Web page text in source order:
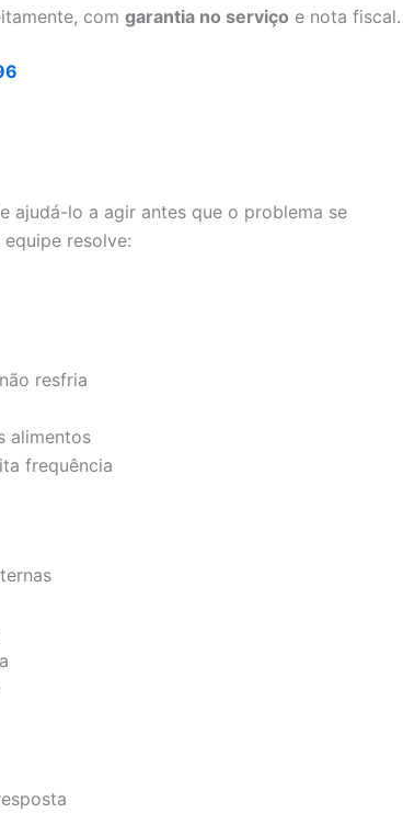
com garantia no serviço e nota fiscal.
ajudá-lo a agir antes que o problema se
resolve:
resfria
alimentos
frequência